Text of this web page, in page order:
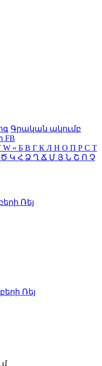
Գրական ակումբ
W « Б В Г К Л Н О П Р С Т
Ծ Կ Հ Ձ Ղ Ճ Մ Յ Ն Շ Ո Չ
Ռեյ
Ռեյ